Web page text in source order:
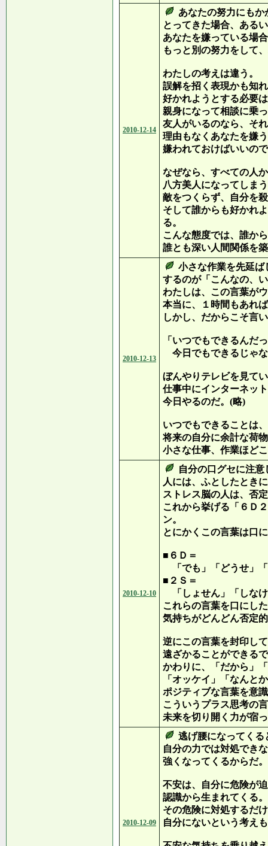
2010-12-14
あなたの努力にも
とってきた場合、ある
あなたを嫌っている場
もっと別の努力をして
わたしの考えは違う。
誤解を招く表現かも知
好かれようとする必要
親身になって相談に乗
友人がいるのなら、そ
理由もなくあなたを嫌
嫌われておけばいいの
なぜなら、すべての人
八方美人になってしま
敵をつくらず、自分を
そして誰からも好かれ
る。
こんな態度では、誰か
誰とも深い人間関係を
2010-12-13
小さな作業を先延ば
するのが「こんなの、
わたしは、この言葉が
本当に、１時間もあれ
しかし、だからこそ言
「いつでもできるんだ
今日でもできるじゃ
ぼんやりテレビを見て
仕事中にインターネッ
今日やるのだ。(略)
いつでもできることは
将来の自分に余計な荷
小さな仕事、作業ほど
2010-12-10
自分の口グセに注
人には、ふとしたとき
ストレス脳の人は、否
これから挙げる「６Ｄ
ン。
とにかくこの言葉は口
■６Ｄ＝
「でも」「どうせ」
■２Ｓ＝
「しょせん」「しな
これらの言葉を口にし
気持ちがどんどん否定
逆にこの言葉を封印し
遠ざかることができる
かわりに、「だから」
「オッケイ」「なんと
ポジティブな言葉を意
こういうプラス思考の
未来を切り開く力が宿
2010-12-09
逃げ腰になってくる
自分の力では対処でき
強くなってくるからだ。
不安は、自分に危険が
認識から生まれてくる。
その危険に対処するだ
自分にないという考え